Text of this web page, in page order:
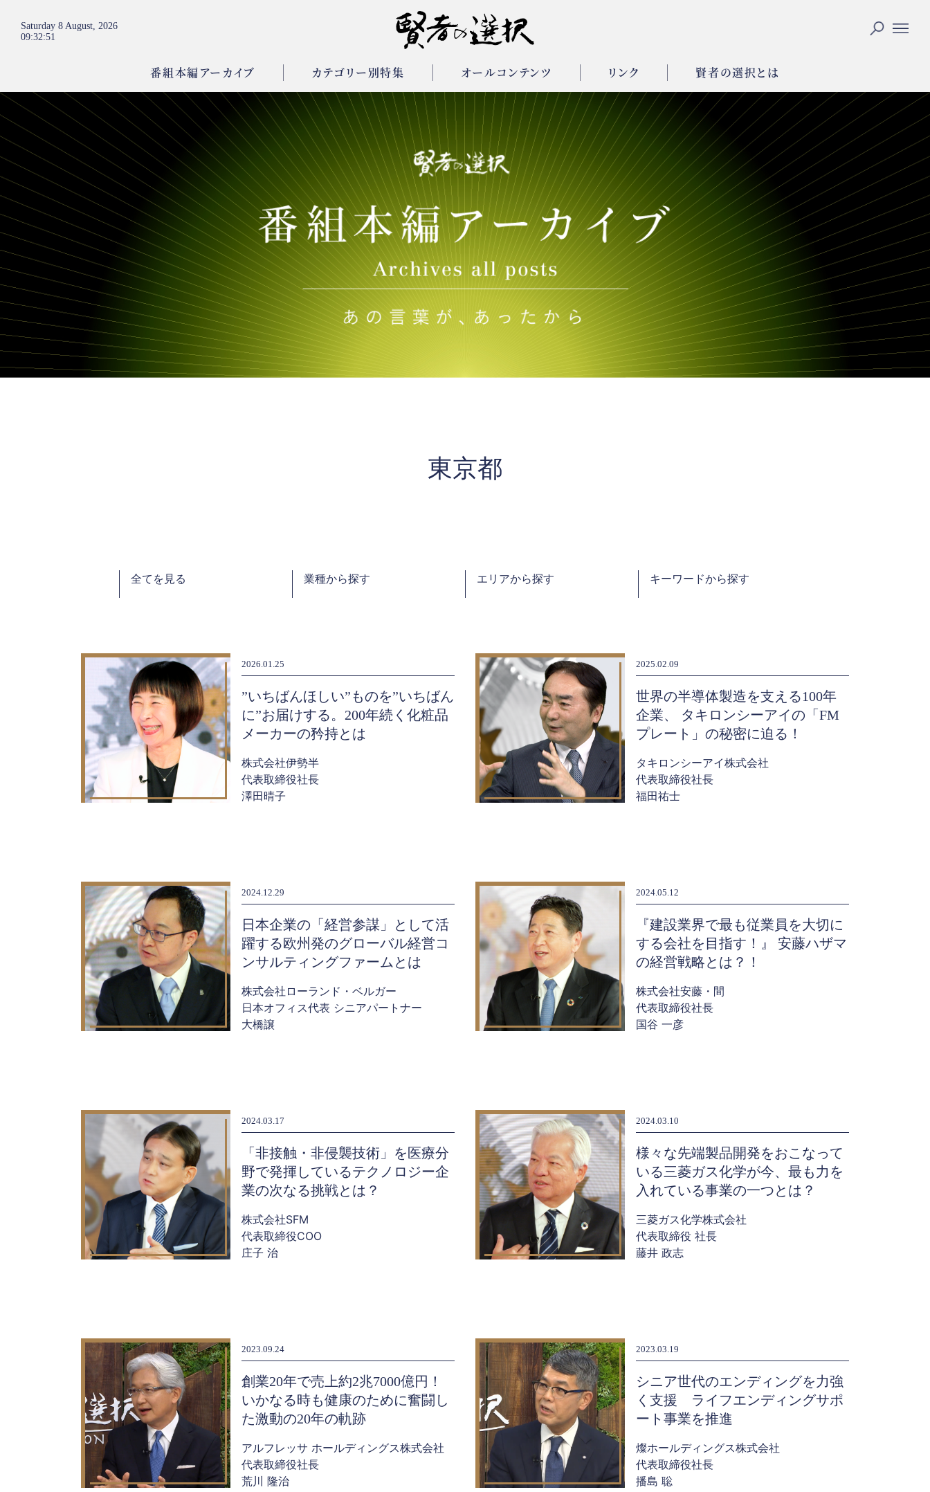
番組本編アーカイブ カテゴリー別特集 オールコンテンツ リンク 賢者の選択とは
Saturday 8 August, 2026
09:32:53
東京都
全てを見る 業種から探す エリアから探す キーワードから探す
2026.01.25
”いちばんほしい”ものを”いちばん
に”お届けする。200年続く化粧品
メーカーの矜持とは
株式会社伊勢半
代表取締役社長
澤田晴子
2025.02.09
世界の半導体製造を支える100年
企業、 タキロンシーアイの「FM
プレート」の秘密に迫る！
タキロンシーアイ株式会社
代表取締役社長
福田祐士
2024.12.29
日本企業の「経営参謀」として活
躍する欧州発のグローバル経営コ
ンサルティングファームとは
株式会社ローランド・ベルガー
日本オフィス代表 シニアパートナー
大橋譲
2024.05.12
『建設業界で最も従業員を大切に
する会社を目指す！』 安藤ハザマ
の経営戦略とは？！
株式会社安藤・間
代表取締役社長
国谷 一彦
2024.03.17
「非接触・非侵襲技術」を医療分
野で発揮しているテクノロジー企
業の次なる挑戦とは？
株式会社SFM
代表取締役COO
庄子 治
2024.03.10
様々な先端製品開発をおこなって
いる三菱ガス化学が今、最も力を
入れている事業の一つとは？
三菱ガス化学株式会社
代表取締役 社長
藤井 政志
2023.09.24
創業20年で売上約2兆7000億円！
いかなる時も健康のために奮闘し
た激動の20年の軌跡
アルフレッサ ホールディングス株式会社
代表取締役社長
荒川 隆治
2023.03.19
シニア世代のエンディングを力強
く支援 ライフエンディングサポ
ート事業を推進
燦ホールディングス株式会社
代表取締役社長
播島 聡